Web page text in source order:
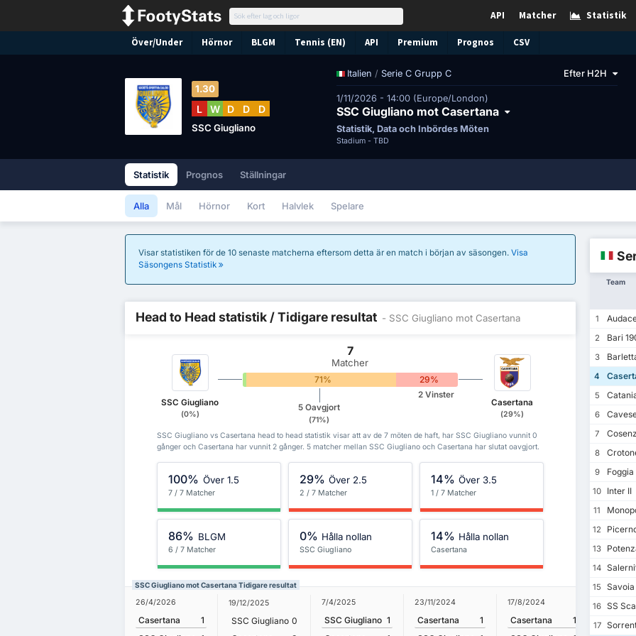
Statistik
Matcher
API
Över/Under Hörnor BLGM Tennis (EN) API Premium Prognos CSV
Italien / Serie C Grupp C Efter H2H
1/11/2026 - 14:00 (Europe/London)
SSC Giugliano mot Casertana
Statistik, Data och Inbördes Möten
Stadium - TBD
1.30
L W D D D
SSC Giugliano
Statistik Prognos Ställningar
Alla Mål Hörnor Kort Halvlek Spelare
Visar statistiken för de 10 senaste matcherna eftersom detta är en match i början av säsongen. Visa
Säsongens Statistik
Head to Head statistik / Tidigare resultat - SSC Giugliano mot Casertana
SSC Giugliano
(0%)
7
Matcher
71% 29%
5 Oavgjort
(71%)
2 Vinster
Casertana
(29%)
SSC Giugliano vs Casertana head to head statistik visar att av de 7 möten de haft, har SSC Giugliano vunnit 0
gånger och Casertana har vunnit 2 gånger. 5 matcher mellan SSC Giugliano och Casertana har slutat oavgjort.
100% Över 1.5
7 / 7 Matcher
29% Över 2.5
2 / 7 Matcher
14% Över 3.5
1 / 7 Matcher
86% BLGM
6 / 7 Matcher
0% Hålla nollan
SSC Giugliano
14% Hålla nollan
Casertana
SSC Giugliano mot Casertana Tidigare resultat
26/4/2026
Casertana
1
19/12/2025
SSC Giugliano 0
7/4/2025
SSC Giugliano 1
23/11/2024
Casertana
1
17/8/2024
Casertana
1
21/4/
SSC
Team
1
2
Bari
3
4
5
6
7
8
9
Foggia
10
Inter II
11
12
13
14
15
Savoia
16 SS
17